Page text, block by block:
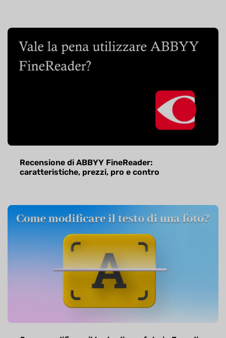
Recensione di ABBYY FineReader:
caratteristiche, prezzi, pro e contro